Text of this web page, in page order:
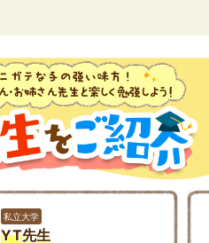
私立大学
YT先生